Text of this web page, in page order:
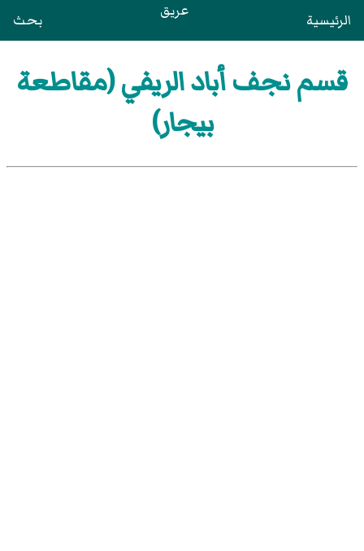
الرئيسية عريق بحث
قسم نجف أباد الريفي (مقاطعة
بيجار)